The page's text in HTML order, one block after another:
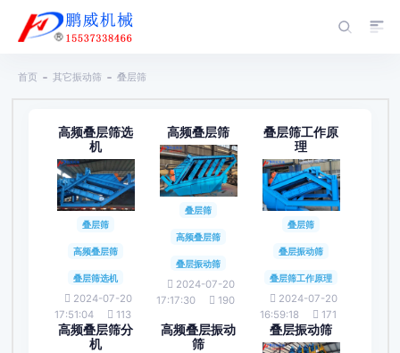
首页 其它振动筛 叠层筛
高频叠层筛选
机
叠层筛
高频叠层筛
叠层筛选机
2024-07-20
17:51:04
113
高频叠层筛
叠层筛
高频叠层筛
叠层振动筛
2024-07-20
17:17:30
190
叠层筛工作原
理
叠层筛
叠层振动筛
叠层筛工作原理
2024-07-20
16:59:18
171
高频叠层筛分
机
高频叠层振动
筛
叠层振动筛